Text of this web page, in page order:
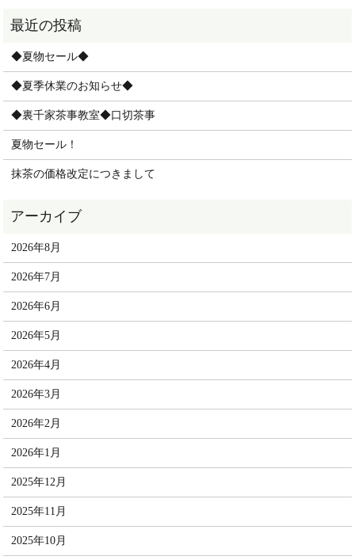
◆夏物セール◆
◆夏季休業のお知らせ◆
◆裏千家茶事教室◆口切茶事
夏物セール！
抹茶の価格改定につきまして
2026年8月
2026年7月
2026年6月
2026年5月
2026年4月
2026年3月
2026年2月
2026年1月
2025年12月
2025年11月
2025年10月